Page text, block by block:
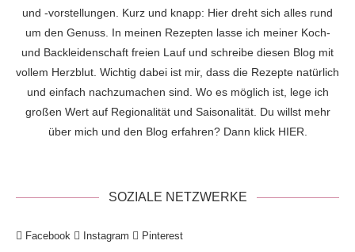
und -vorstellungen. Kurz und knapp: Hier dreht sich alles rund
um den Genuss. In meinen Rezepten lasse ich meiner Koch-
und Backleidenschaft freien Lauf und schreibe diesen Blog mit
vollem Herzblut. Wichtig dabei ist mir, dass die Rezepte natürlich
und einfach nachzumachen sind. Wo es möglich ist, lege ich
großen Wert auf Regionalität und Saisonalität. Du willst mehr
über mich und den Blog erfahren? Dann klick HIER
SOZIALE NETZWERKE
Facebook Instagram Pinterest